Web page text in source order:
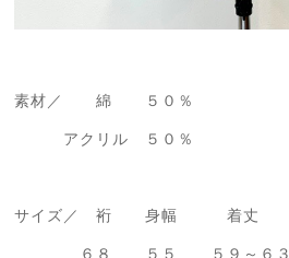
素材／ 綿 ５０％
アクリル ５０％
サイズ／ 裄 身幅 着丈
６８ ５５ ５９～６３